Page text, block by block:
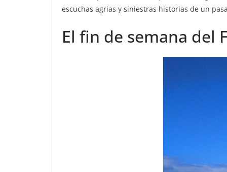
escuchas agrias y siniestras historias de un
El fin de semana del